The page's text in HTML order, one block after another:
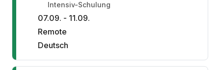
Intensiv-Schulung
07.09. - 11.09.
Remote
Deutsch